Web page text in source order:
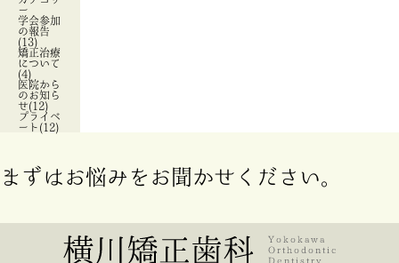
ー
学会参加
の報告
(13)
矯正治療
について
(4)
医院から
のお知ら
せ(12)
プライベ
ート(12)
まずはお悩みをお聞かせください。